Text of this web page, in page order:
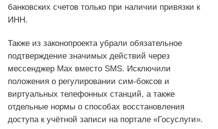
банковских счетов только при наличии привязки к
ИНН.
Также из законопроекта убрали обязательное
подтверждение значимых действий через
мессенджер Max вместо SMS. Исключили
положения о регулировании сим‑боксов и
виртуальных телефонных станций, а также
отдельные нормы о способах восстановления
доступа к учётной записи на портале «Госуслуги».